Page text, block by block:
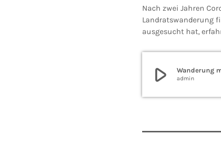
Nach zwei Jahren
Landratswanderung
ausgesucht hat,
play_arrow Wanderung
admin